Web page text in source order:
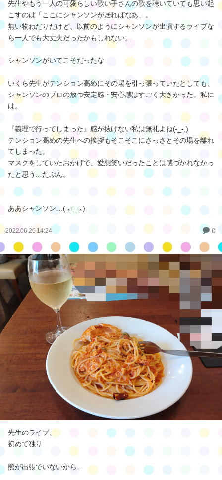
先生やもう一人の可愛らしい歌い手さんの歌を聴いていても思い起
こすのは「ここにシャンソンが居ればなあ」。
無い物ねだりだけど、以前のようにシャンソンが出演するライブな
ら一人でも大丈夫だったかもしれない。
シャンソンがいてこそだったな
いくら先生がテンション高めにその場を引っ張っていたとしても、
シャンソンのプロの放つ安定感・安心感はすごく大きかった。私に
は。
『義理で行ってしまった』感が抜けない私は無礼よね(-_-;)
テンション高めの先生への挨拶もそこそこにさっさとその場を離れ
てしまった。
マスクをしていたおかげで、愛想笑いだったことは感づかれなかっ
たと思う…たぶん。
ああシャンソン…( ｡-_-｡)
2022.06.26 14:24 0
先生のライブ、
初めて独り
熊が出張でいないから…